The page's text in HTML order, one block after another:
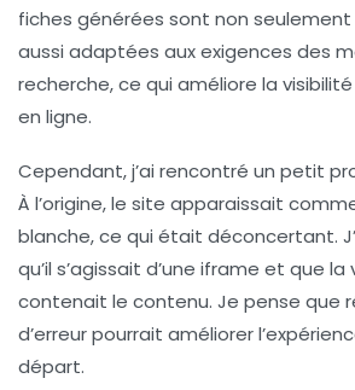
fiches générées sont non
aussi adaptées aux exigences des
recherche, ce qui améliore la
en ligne.
Cependant, j’ai rencontré un petit
À l’origine, le site apparaissait
blanche, ce qui était déconcertant.
qu’il s’agissait d’une iframe et que la
contenait le contenu. Je pense que
d’erreur pourrait améliorer
départ.